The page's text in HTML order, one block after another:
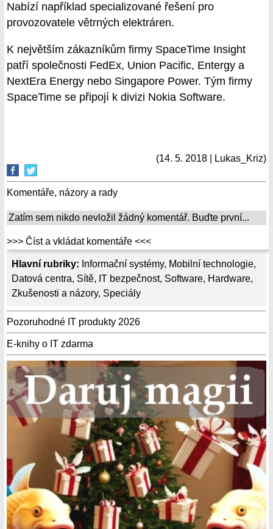
Hlavní rubriky: Informační systémy, Mobilní technologie,
Datová centra, Sítě, IT bezpečnost, Software, Hardware,
Zkušenosti a názory, Speciály
Pozoruhodné IT produkty 2026
E-knihy o IT zdarma
Nabízí například specializované řešení pro
provozovatele větrných elektráren.
K největším zákazníkům firmy SpaceTime Insight
patří společnosti FedEx, Union Pacific, Entergy a
NextEra Energy nebo Singapore Power. Tým firmy
SpaceTime se připojí k divizi Nokia Software.
(14. 5. 2018 | Lukas_Kriz)
Komentáře, názory a rady
Zatím sem nikdo nevložil žádný komentář. Buďte první...
>>> Číst a vkládat komentáře <<<